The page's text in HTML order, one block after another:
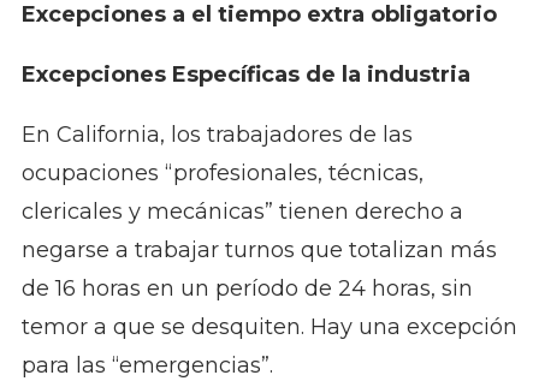
Excepciones a el tiempo extra obligatorio
Excepciones Específicas de la industria
En California, los trabajadores de las
ocupaciones “profesionales, técnicas,
clericales y mecánicas” tienen derecho a
negarse a trabajar turnos que totalizan más
de 16 horas en un período de 24 horas, sin
temor a que se desquiten. Hay una excepción
para las “emergencias”.